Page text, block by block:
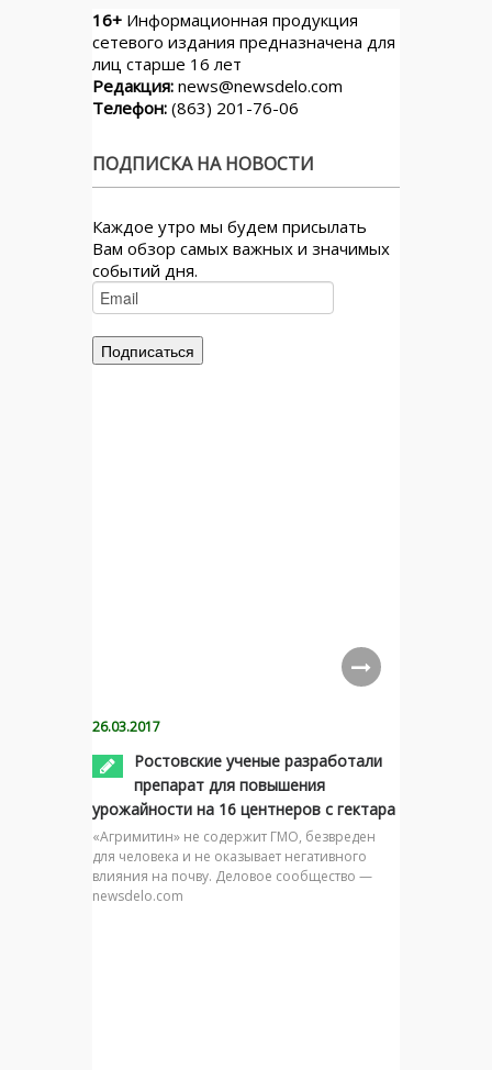
16+ Информационная продукция
сетевого издания предназначена для
лиц старше 16 лет
Редакция: news@newsdelo.com
Телефон: (863) 201-76-06
ПОДПИСКА НА НОВОСТИ
Каждое утро мы будем присылать
Вам обзор самых важных и значимых
событий дня.
26.03.2017
Ростовские ученые разработали
препарат для повышения
урожайности на 16 центнеров с гектара
«Агримитин» не содержит ГМО, безвреден
для человека и не оказывает негативного
влияния на почву. Деловое сообщество —
newsdelo.com